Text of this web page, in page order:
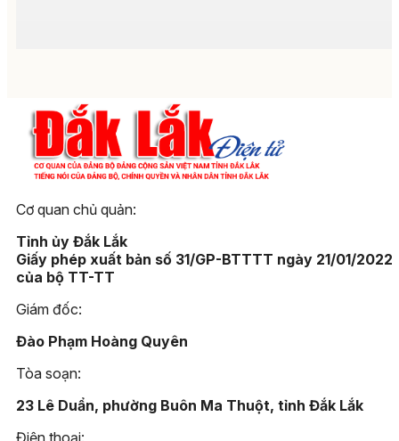
Cơ quan chủ quản:
Tỉnh ủy Đắk Lắk
Giấy phép xuất bản số 31/GP-BTTTT ngày 21/01/2022
của bộ TT-TT
Giám đốc:
Đào Phạm Hoàng Quyên
Tòa soạn:
23 Lê Duẩn, phường Buôn Ma Thuột, tỉnh Đắk Lắk
Điện thoại: